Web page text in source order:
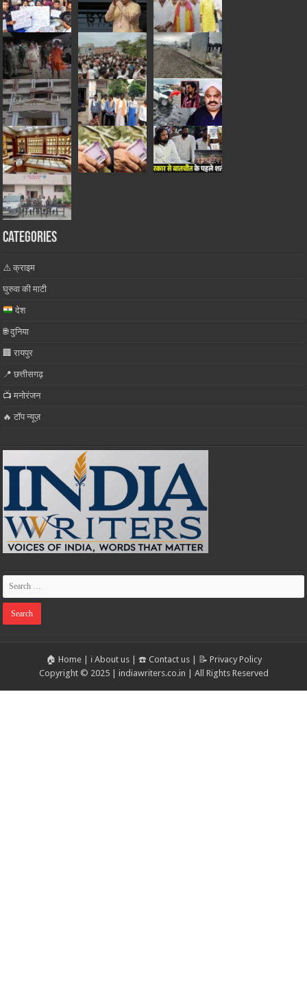
Categories
⚠️ क्राइम
घुरुवा की माटी
देश
🌐 दुनिया
🏢 रायपुर
📍 छत्तीसगढ़
📺 मनोरंजन
🔥 टॉप न्यूज़
🏠 Home| ℹ️ About us| ☎️ Contact us| 📝 Privacy Policy
Copyright © 2025 | indiawriters.co.in | All Rights Reserved